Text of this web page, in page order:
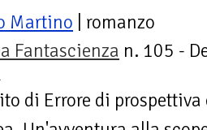
Martino | romanzo
Fantascienza n. 105 -
di Errore di